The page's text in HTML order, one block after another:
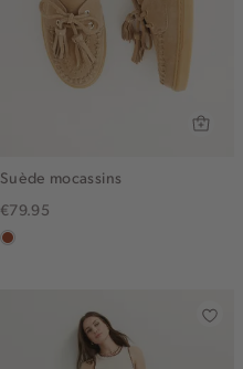
Suède mocassins
€79.95
bruin